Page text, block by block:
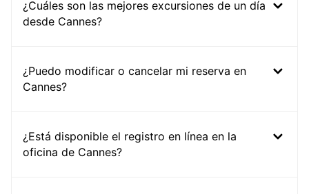
¿Cuáles son las mejores excursiones de un día
desde Cannes?
¿Puedo modificar o cancelar mi reserva en
Cannes?
¿Está disponible el registro en línea en la
oficina de Cannes?